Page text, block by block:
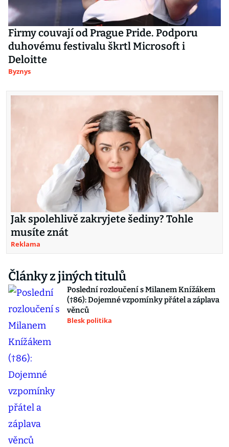
Firmy couvají od Prague Pride. Podporu
duhovému festivalu škrtl Microsoft i
Deloitte
Byznys
Jak spolehlivě zakryjete šediny? Tohle
musíte znát
Reklama
Články z jiných titulů
Poslední rozloučení s Milanem Knížákem
(†86): Dojemné vzpomínky přátel a záplava
věnců
Blesk politika